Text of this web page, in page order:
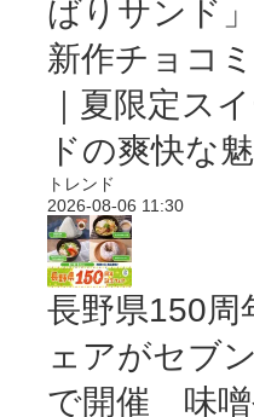
ばりサンド
新作チョコ
｜夏限定ス
ドの爽快な
トレンド
2026-08-06 11:30
長野県150周
ェアがセブ
で開催 味噌